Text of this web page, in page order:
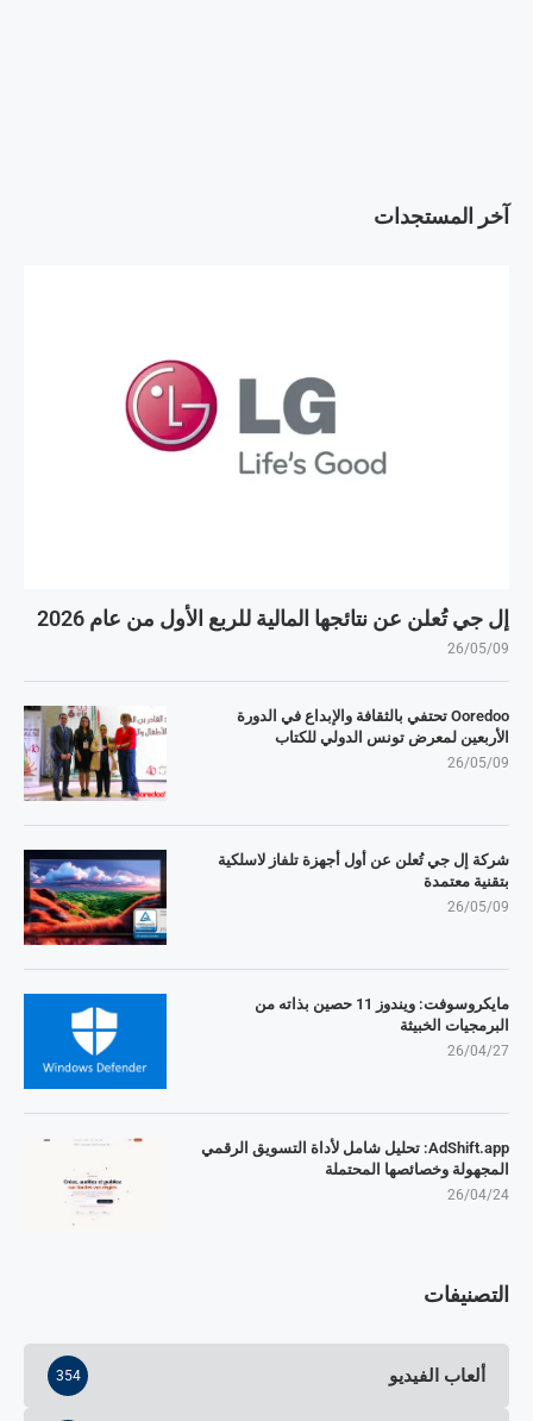
آخر المستجدات
إل جي تُعلن عن نتائجها المالية للربع الأول من عام 2026
26/05/09
Ooredoo تحتفي بالثقافة والإبداع في الدورة
الأربعين لمعرض تونس الدولي للكتاب
26/05/09
شركة إل جي تُعلن عن أول أجهزة تلفاز لاسلكية
بتقنية معتمدة
26/05/09
مايكروسوفت: ويندوز 11 حصين بذاته من
البرمجيات الخبيثة
26/04/27
AdShift.app: تحليل شامل لأداة التسويق الرقمي
المجهولة وخصائصها المحتملة
26/04/24
التصنيفات
ألعاب الفيديو 354